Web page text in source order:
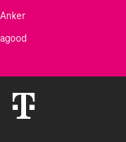
Anker
agood